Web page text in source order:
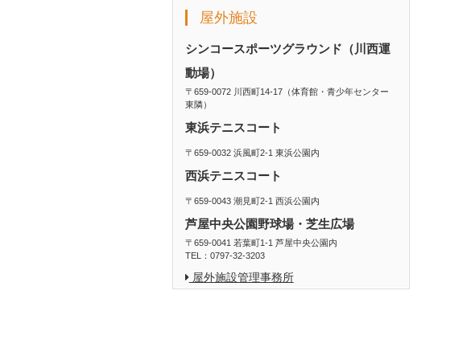
屋外施設
シンコースポーツグラウンド（川西運
動場）
〒659-0072 川西町14-17（体育館・青少年センター
東隣）
東浜テニスコート
〒659-0032 浜風町2-1 東浜公園内
西浜テニスコート
〒659-0043 潮見町2-1 西浜公園内
芦屋中央公園野球場・芝生広場
〒659-0041 若葉町1-1 芦屋中央公園内
TEL：0797-32-3203
屋外施設管理事務所